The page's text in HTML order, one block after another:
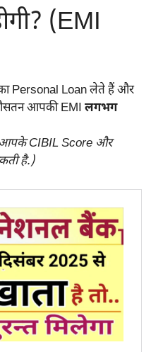
(EMI
Personal Loan लेते हैं और
आपकी EMI लगभग
आपके CIBIL Score और
है.)